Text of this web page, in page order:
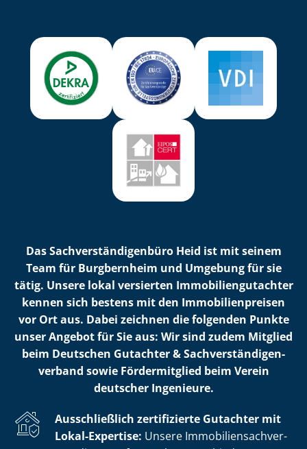
Das Sach­ver­stän­di­gen­bü­ro Heid ist mit seinem
Team für Burgbernheim und Umgebung für sie
tätig. Unsere lokal versierten Im­mo­bi­li­en­gut­ach­ter
kennen sich bestens mit den Im­mo­bi­li­en­prei­sen
vor Ort aus. Dabei zeichnen die folgenden Punkte
unser Angebot für Sie aus: Wir sind zudem Mitglied
beim Deutschen Gutachter & Sach­ver­stän­di­gen­
ver­band sowie Fördermitglied beim Verein
deutscher Ingenieure.
Ausschließlich zertifizierte Gutachter mit
Lokal-Expertise: Unsere Im­mo­bi­li­en­sach­ver­